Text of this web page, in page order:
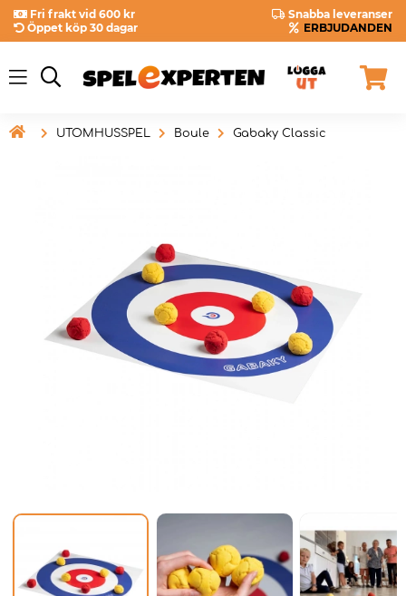
Fri frakt vid 600 kr
Snabba leveranser
Öppet köp 30 dagar
ERBJUDANDEN
 UTOMHUSSPEL Boule Gabaky Classic